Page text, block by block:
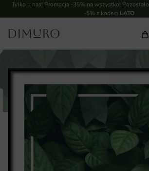
Tylko u nas! Promocja -35% na wszystko! Pozostało
-5% z kodem LATO